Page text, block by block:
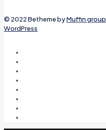
© 2022 Betheme byMuffin group
WordPress